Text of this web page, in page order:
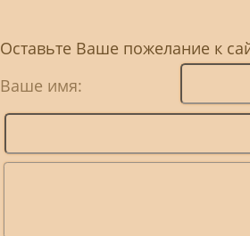
Оставьте Ваше пожелание к
Ваше имя: